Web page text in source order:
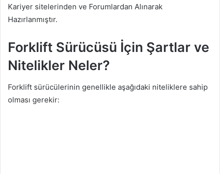
Kariyer sitelerinden ve Forumlardan Alınarak
Hazırlanmıştır.
Forklift Sürücüsü İçin Şartlar ve
Nitelikler Neler?
Forklift sürücülerinin genellikle aşağıdaki niteliklere sahip
olması gerekir: